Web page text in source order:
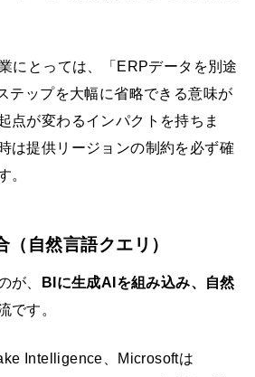
にとっては、「ERPデータを別途
テップを大幅に省略できる意味が
点が変わるインパクトを持ちま
は提供リージョンの制約を必ず確
。
自然言語クエリ）
が、
BIに生成AIを組み込み、自然
です。
Intelligence、Microsoftは